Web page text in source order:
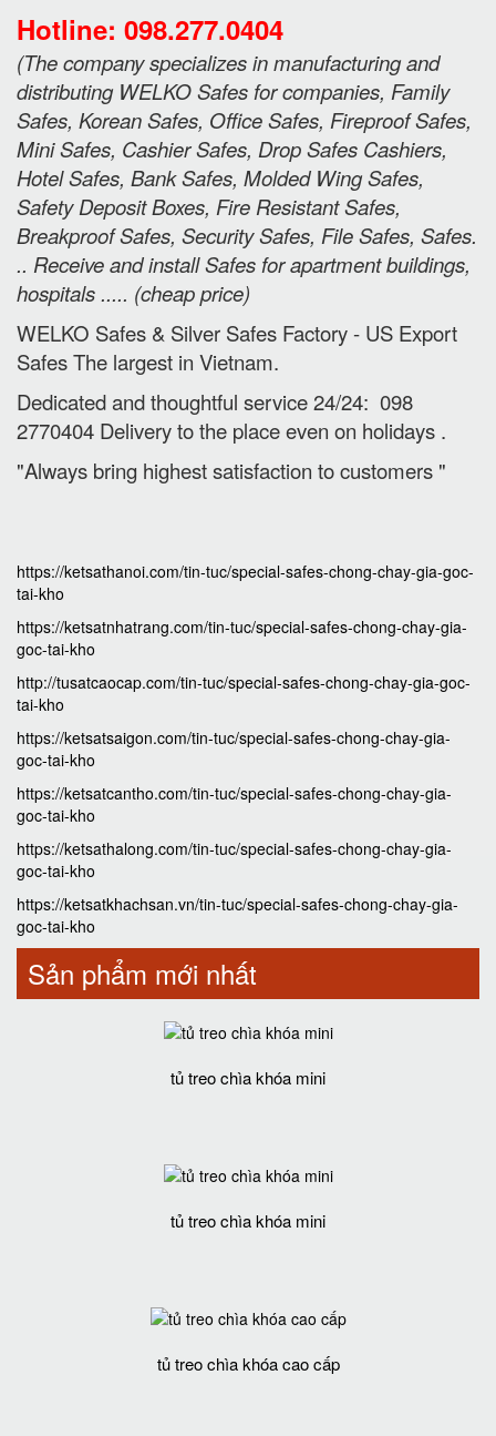
Hotline: 098.277.0404
(The company specializes in manufacturing and
distributing WELKO Safes for companies, Family
Safes, Korean Safes, Office Safes, Fireproof Safes,
Mini Safes, Cashier Safes, Drop Safes Cashiers,
Hotel Safes, Bank Safes, Molded Wing Safes,
Safety Deposit Boxes, Fire Resistant Safes,
Breakproof Safes, Security Safes, File Safes, Safes.
.. Receive and install Safes for apartment buildings,
hospitals ..... (cheap price)
WELKO Safes & Silver Safes Factory - US Export
Safes The largest in Vietnam.
Dedicated and thoughtful service 24/24: 098
2770404 Delivery to the place even on holidays .
"Always bring highest satisfaction to customers "
https://ketsathanoi.com/tin-tuc/special-safes-chong-chay-gia-goc-
tai-kho
https://ketsatnhatrang.com/tin-tuc/special-safes-chong-chay-gia-
goc-tai-kho
http://tusatcaocap.com/tin-tuc/special-safes-chong-chay-gia-goc-
tai-kho
https://ketsatsaigon.com/tin-tuc/special-safes-chong-chay-gia-
goc-tai-kho
https://ketsatcantho.com/tin-tuc/special-safes-chong-chay-gia-
goc-tai-kho
https://ketsathalong.com/tin-tuc/special-safes-chong-chay-gia-
goc-tai-kho
https://ketsatkhachsan.vn/tin-tuc/special-safes-chong-chay-gia-
goc-tai-kho
Sản phẩm mới nhất
tủ treo chìa khóa mini
tủ treo chìa khóa mini
tủ treo chìa khóa cao cấp